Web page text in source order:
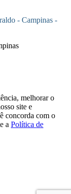
- Campinas -
melhorar o
site e
concorda com o
a Política de